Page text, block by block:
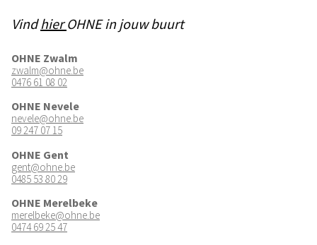
VindhierOHNE in jouw buurt
OHNE Zwalm
zwalm@ohne.be
0476 61 08 02
OHNE Nevele
nevele@ohne.be
09 247 07 15
OHNE Gent
gent@ohne.be
0485 53 80 29
OHNE Merelbeke
merelbeke@ohne.be
0474 69 25 47